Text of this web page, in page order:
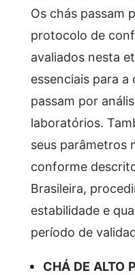
Os chás passam
protocolo de
avaliados nesta
essenciais para a
passam por
laboratórios.
seus parâmetros
conforme
Brasileira,
estabilidade e
período de
CHÁ DE ALTO